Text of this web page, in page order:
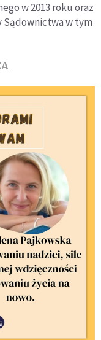
w 2013 roku oraz
Sądownictwa w tym